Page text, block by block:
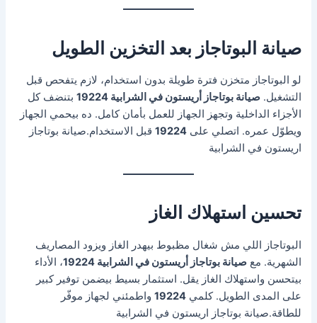
صيانة البوتاجاز بعد التخزين الطويل
لو البوتاجاز متخزن فترة طويلة بدون استخدام، لازم يتفحص قبل
التشغيل.صيانة بوتاجاز أريستون في الشرابية 19224
بتنضف كل
الأجزاء الداخلية وتجهز الجهاز للعمل بأمان كامل. ده بيحمي الجهاز
ويطوّل عمره. اتصلي على19224 قبل الاستخدام.صيانة بوتاجاز
اريستون في الشرابية
تحسين استهلاك الغاز
البوتاجاز اللي مش شغال مظبوط بيهدر الغاز ويزود المصاريف
الشهرية. معصيانة بوتاجاز أريستون في الشرابية 19224
، الأداء
بيتحسن واستهلاك الغاز يقل. استثمار بسيط بيضمن توفير كبير
على المدى الطويل. كلمي19224 واطمئني لجهاز موفّر
للطاقة.صيانة بوتاجاز اريستون في الشرابية